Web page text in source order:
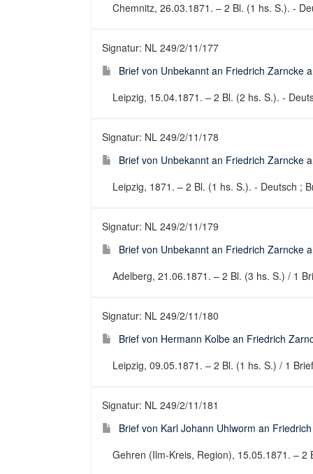
Chemnitz, 26.03.1871. – 2 Bl. (1 hs. S.). -
Signatur: NL 249/2/11/177
Brief von Unbekannt an Friedrich Zarncke
Leipzig, 15.04.1871. – 2 Bl. (2 hs. S.). -
Signatur: NL 249/2/11/178
Brief von Unbekannt an Friedrich Zarncke
Leipzig, 1871. – 2 Bl. (1 hs. S.). - Deutsch ;
Signatur: NL 249/2/11/179
Brief von Unbekannt an Friedrich Zarncke
Adelberg, 21.06.1871. – 2 Bl. (3 hs. S.) / 1
Signatur: NL 249/2/11/180
Brief von Hermann Kolbe an Friedrich
Leipzig, 09.05.1871. – 2 Bl. (1 hs. S.) / 1
Signatur: NL 249/2/11/181
Brief von Karl Johann Uhlworm an
Gehren (Ilm-Kreis, Region), 15.05.1871. –